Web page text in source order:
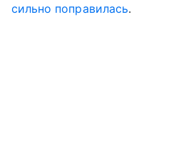
сильно поправилась.